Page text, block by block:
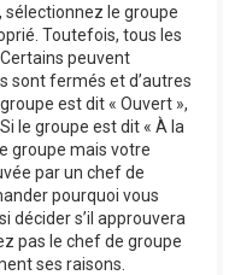
le groupe
Toutefois, tous les
peuvent
sont fermés et d’autres
est dit « Ouvert »,
le groupe est dit « À la
groupe mais votre
par un chef de
pourquoi vous
décider s’il approuvera
pas le chef de groupe
ses raisons.